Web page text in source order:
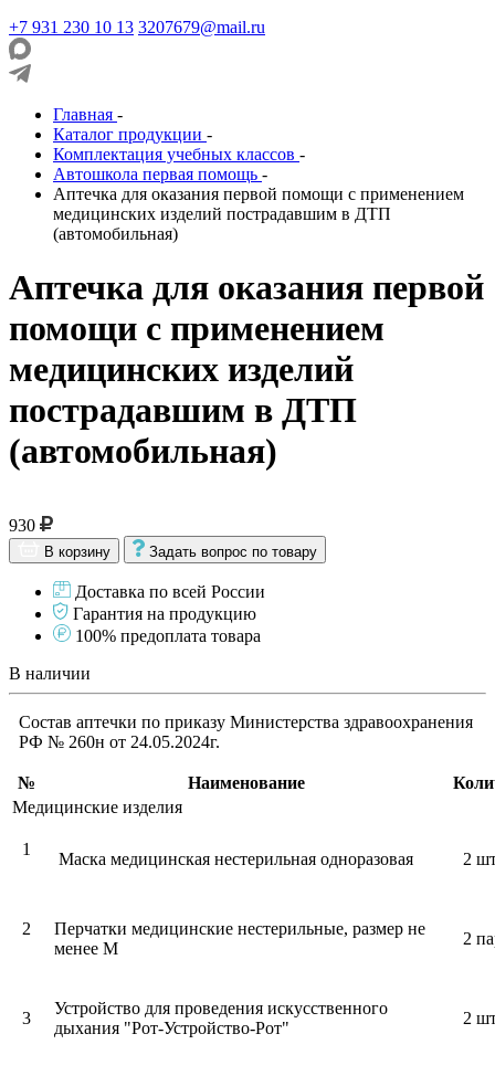
+7 931 230 10 13 3207679@mail.ru
Главная -
Каталог продукции -
Комплектация учебных классов -
Автошкола первая помощь -
Аптечка для оказания первой помощи с применением
медицинских изделий пострадавшим в ДТП
(автомобильная)
Аптечка для оказания первой
помощи с применением
медицинских изделий
пострадавшим в ДТП
(автомобильная)
930
В корзину Задать вопрос по товару
Доставка по всей России
Гарантия на продукцию
100% предоплата товара
В наличии
Состав аптечки по приказу Министерства здравоохранения
РФ № 260н от 24.05.2024г.
№ Наименование
Медицинские изделия
1
Маска медицинская нестерильная одноразовая 2
2
Перчатки медицинские нестерильные, размер не
менее М
2
3
Устройство для проведения искусственного
дыхания "Рот-Устройство-Рот"
2